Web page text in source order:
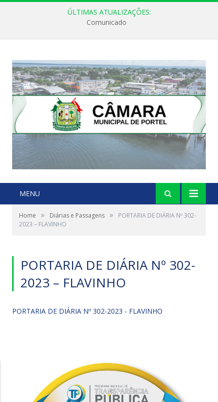
ÚLTIMAS ATUALIZAÇÕES:
Comunicado
MENU
Home » Diárias e Passagens »
PORTARIA DE DIÁRIA Nº 302-
2023 – FLAVINHO
PORTARIA DE DIÁRIA Nº 302-
2023 – FLAVINHO
PORTARIA DE DIÁRIA Nº 302-2023 - FLAVINHO